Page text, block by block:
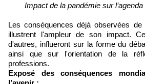
Impact de la pandémie sur l’agenda
Les conséquences déjà observées de
illustrent l'ampleur de son impact.
d'autres, influeront sur la forme du
ainsi que sur l'orientation de la
professions.
Exposé des conséquences